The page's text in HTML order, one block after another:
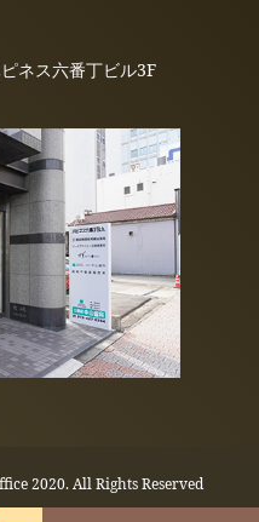
ネス六番丁ビル3F
2020. All Rights Reserved